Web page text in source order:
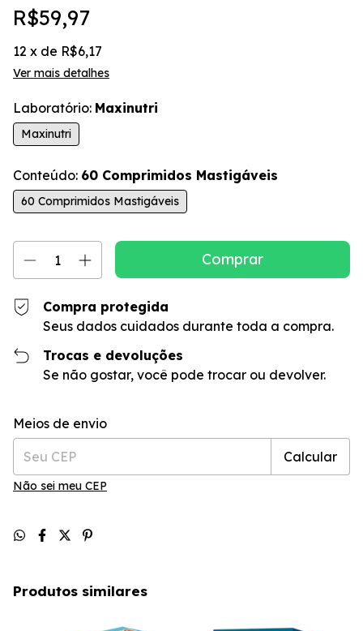
R$59,97
12 x de R$6,17
Ver mais detalhes
Laboratório: Maxinutri
Maxinutri
Conteúdo: 60 Comprimidos Mastigáveis
60 Comprimidos Mastigáveis
Compra protegida
Seus dados cuidados durante toda a compra.
Trocas e devoluções
Se não gostar, você pode trocar ou devolver.
Entregas para o CEP:
Meios de envio
Calcular
Não sei meu CEP
Produtos similares